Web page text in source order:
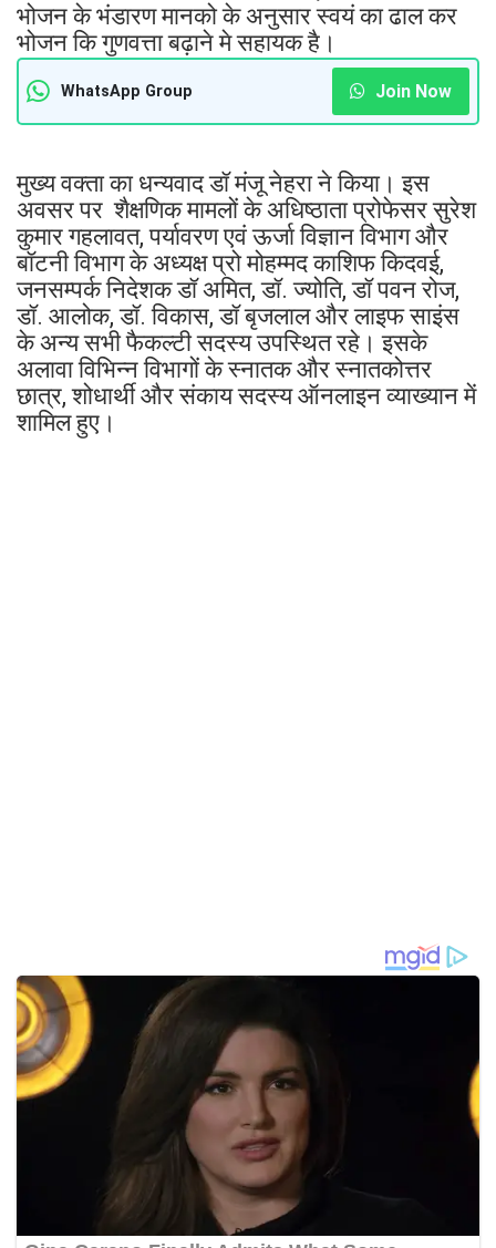
भोजन के भंडारण मानको के अनुसार स्वयं का ढाल कर
भोजन कि गुणवत्ता बढ़ाने मे सहायक है।
WhatsApp Group Join Now
मुख्य वक्ता का धन्यवाद डॉ मंजू नेहरा ने किया। इस
अवसर पर शैक्षणिक मामलों के अधिष्ठाता प्रोफेसर सुरेश
कुमार गहलावत, पर्यावरण एवं ऊर्जा विज्ञान विभाग और
बॉटनी विभाग के अध्यक्ष प्रो मोहम्मद काशिफ किदवई,
जनसम्पर्क निदेशक डॉ अमित, डॉ. ज्योति, डॉ पवन रोज,
डॉ. आलोक, डॉ. विकास, डॉ बृजलाल और लाइफ साइंस
के अन्य सभी फैकल्टी सदस्य उपस्थित रहे। इसके
अलावा विभिन्न विभागों के स्नातक और स्नातकोत्तर
छात्र, शोधार्थी और संकाय सदस्य ऑनलाइन व्याख्यान में
शामिल हुए।